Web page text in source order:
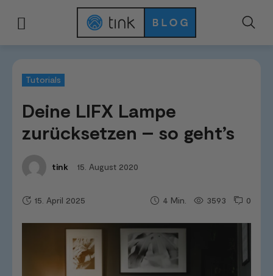
Tutorials
Deine LIFX Lampe
zurücksetzen – so geht’s
tink 15. August 2020
0
3593
4 Min.
15. April 2025